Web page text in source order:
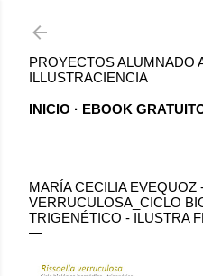
PROYECTOS ALUMNADO
ILLUSTRACIENCIA
INICIO EBOOK
MARÍA CECILIA EVEQUOZ
VERRUCULOSA_CICLO
TRIGENÉTICO - ILUSTRA